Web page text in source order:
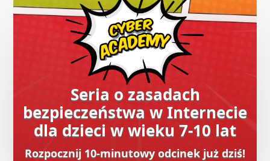
Seria o zasadach
bezpieczeństwa w Internecie
dla dzieci w wieku 7-10 lat
Rozpocznij 10-minutowy odcinek już dziś!